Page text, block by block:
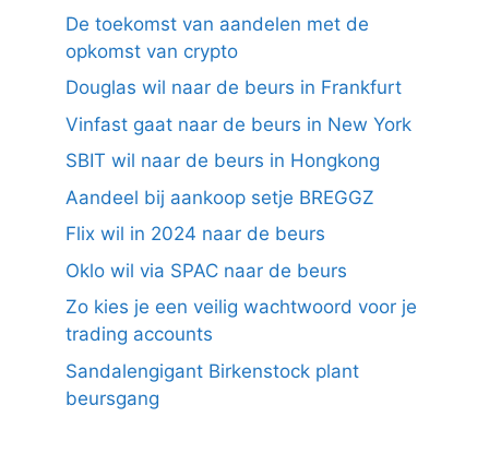
De toekomst van aandelen met de
opkomst van crypto
Douglas wil naar de beurs in Frankfurt
Vinfast gaat naar de beurs in New York
SBIT wil naar de beurs in Hongkong
Aandeel bij aankoop setje BREGGZ
Flix wil in 2024 naar de beurs
Oklo wil via SPAC naar de beurs
Zo kies je een veilig wachtwoord voor je
trading accounts
Sandalengigant Birkenstock plant
beursgang